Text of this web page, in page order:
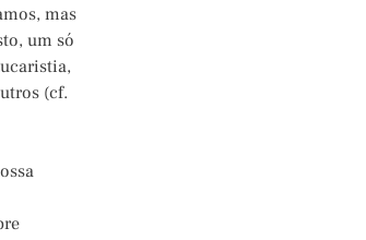
mas
um só
(cf.